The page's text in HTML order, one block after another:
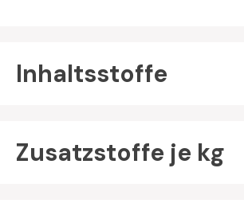
Inhaltsstoffe
Zusatzstoffe je kg